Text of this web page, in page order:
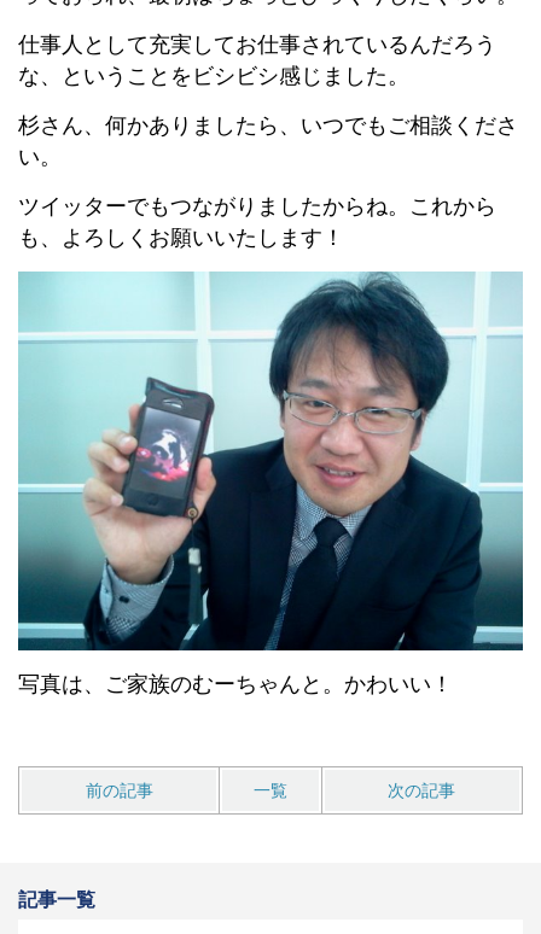
仕事人として充実してお仕事されているんだろう
な、ということをビシビシ感じました。
杉さん、何かありましたら、いつでもご相談くださ
い。
ツイッターでもつながりましたからね。これから
も、よろしくお願いいたします！
写真は、ご家族のむーちゃんと。かわいい！
前の記事 一覧 次の記事
記事一覧